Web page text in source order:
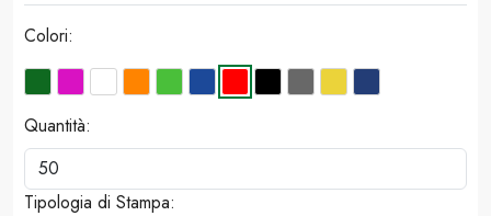
Colori:
Quantità:
Tipologia di Stampa: